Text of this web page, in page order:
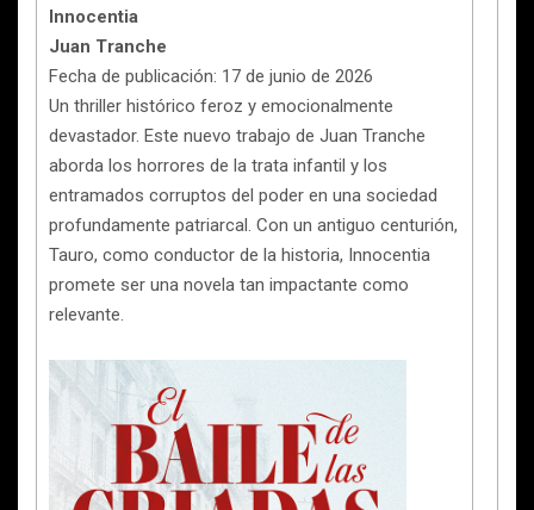
Innocentia
Juan Tranche
Fecha de publicación: 17 de junio de 2026
Un thriller histórico feroz y emocionalmente
devastador. Este nuevo trabajo de Juan Tranche
aborda los horrores de la trata infantil y los
entramados corruptos del poder en una sociedad
profundamente patriarcal. Con un antiguo centurión,
Tauro, como conductor de la historia, Innocentia
promete ser una novela tan impactante como
relevante.